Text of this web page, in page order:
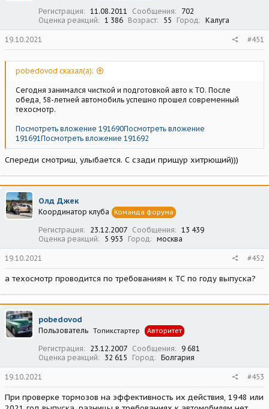
Регистрация 11.08.2011 Сообщения
702
Оценка реакций
1 386 Возраст 55 Город Калуга
19.10.2021 #451
pobedovod сказал(а):
Сегодня занимался чисткой и подготовкой авто к ТО. После
обеда, 58-летней автомобиль успешно прошел современный
техосмотр.
Посмотреть вложение 191690Посмотреть вложение
191691 Посмотреть вложение 191692
Спереди смотриш, улыбается. С сзади прищур хитрющий)))
Олд Джек
Координатор клуба Команда форума
Регистрация 23.12.2007 Сообщения
13 439
Оценка реакций
5 953 Город москва
19.10.2021 #452
а техосмотр проводится по требованиям к ТС по году выпуска?
pobedovod
Пользователь Топикстартер Авторитет
Регистрация 23.12.2007 Сообщения
9 681
Оценка реакций
32 615 Город Болгария
19.10.2021 #453
При проверке тормозов на эффективность их действия, 1948 или